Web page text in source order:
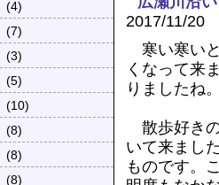
(4)
(7)
(3)
(5)
(10)
(8)
(8)
(8)
2017/11/20
寒い寒い
くなって来
りましたね
散歩好き
いて来まし
ものです。